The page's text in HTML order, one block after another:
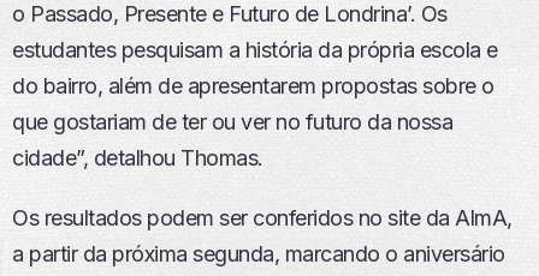
o Passado, Presente e Futuro de Londrina’. Os
estudantes pesquisam a história da própria escola e
do bairro, além de apresentarem propostas sobre o
que gostariam de ter ou ver no futuro da nossa
cidade”, detalhou Thomas.
Os resultados podem ser conferidos no site da AlmA,
a partir da próxima segunda, marcando o aniversário